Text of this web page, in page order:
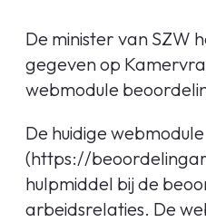
De minister van SZW
gegeven op
webmodule
De huidige webmodule
(https://
hulpmiddel bij de
arbeidsrelaties. De